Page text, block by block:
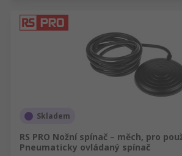
Skladem
RS PRO Nožní spínač – měch, pro
Pneumaticky ovládaný spínač